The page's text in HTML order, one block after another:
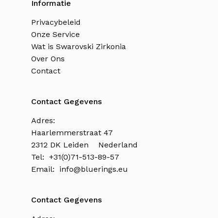
Informatie
Privacybeleid
Onze Service
Wat is Swarovski Zirkonia
Over Ons
Contact
Contact Gegevens
Adres:
Haarlemmerstraat 47
2312 DK Leiden Nederland
Tel: +31(0)71-513-89-57
Email: info@bluerings.eu
Contact Gegevens